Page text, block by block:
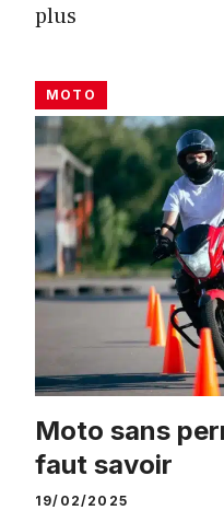
plus
MOTO
Moto sans
faut savoir
19/02/2025